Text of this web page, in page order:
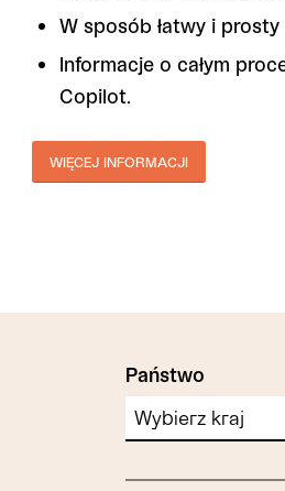
W sposób łatwy i
Informacje o całym
Copilot.
WIĘCEJ INFORMACJI
Państwo